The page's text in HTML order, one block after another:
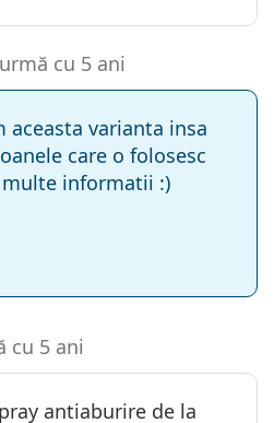
cu 5 ani
aceasta varianta insa
care o folosesc
informatii :)
cu 5 ani
antiaburire de la